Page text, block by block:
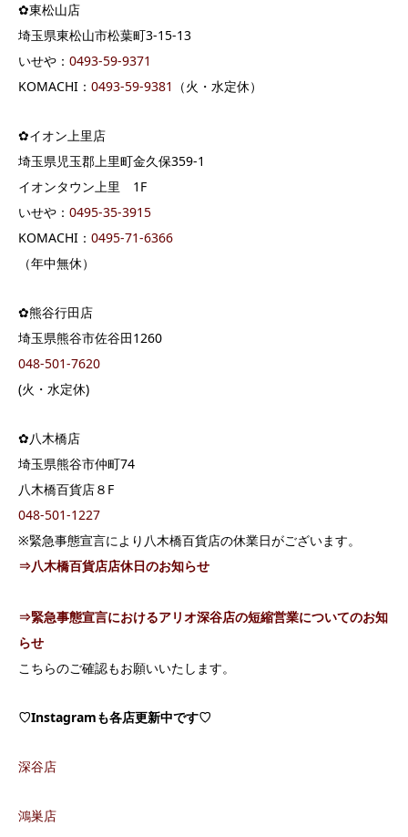
✿東松山店
埼玉県東松山市松葉町3-15-13
いせや： 0493-59-9371
KOMACHI： 0493-59-9381 （火・水定休）
✿イオン上里店
埼玉県児玉郡上里町金久保359-1
イオンタウン上里 1F
いせや： 0495-35-3915
KOMACHI： 0495-71-6366
（年中無休）
✿熊谷行田店
埼玉県熊谷市佐谷田1260
048-501-7620
(火・水定休)
✿八木橋店
埼玉県熊谷市仲町74
八木橋百貨店８F
048-501-1227
※緊急事態宣言により八木橋百貨店の休業日がございます。
⇒八木橋百貨店店休日のお知らせ
⇒緊急事態宣言におけるアリオ深谷店の短縮営業についてのお知
らせ
こちらのご確認もお願いいたします。
♡Instagramも各店更新中です♡
深谷店
鴻巣店